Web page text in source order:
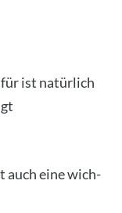
ist natür­lich
auch eine wich­